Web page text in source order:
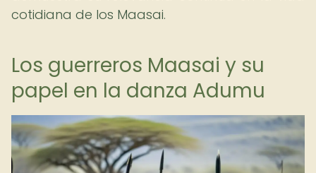
cotidiana de los Maasai.
Los guerreros Maasai y su
papel en la danza Adumu